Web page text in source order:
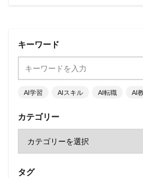
キーワード
AI学習 AIスキル AI転職 AI
カテゴリー
タグ